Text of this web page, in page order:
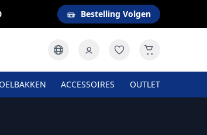
Bestelling Volgen
ACCESSOIRES OUTLET